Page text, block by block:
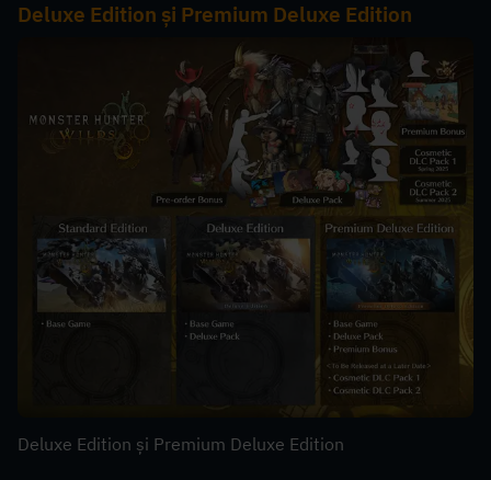
Deluxe Edition și Premium Deluxe Edition
Deluxe Edition și Premium Deluxe Edition